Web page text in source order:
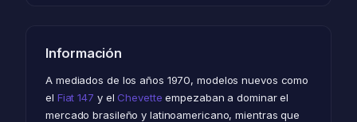
Información
A mediados de los años 1970, modelos nuevos como
el Fiat 147 y elChevette empezaban a dominar el
mercado brasileño y latinoamericano, mientras que